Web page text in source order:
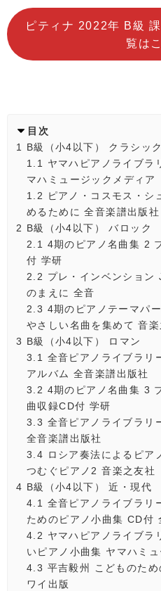
ピティナ 2022年 B級
覧は
目次
1 B級（小4以下） クラシック
1.1 ヤマハピアノライブラ
マハミュージックメディア
1.2
ピアノ・コスモス・シ
めるために 全音楽譜出版社
2 B級（小4以下） バロック
2.1 4期のピアノ名曲集 2
付 学研
2.2 プレ・インベンション
のまえに 全音
2.3 4期のピアノテーマパ
やさしい名曲を集めて 音楽
3 B級（小4以下） ロマン
3.1 全音ピアノライブラリ
アルバム 全音楽譜出版社
3.2 4期のピアノ名曲集 3
曲収録CD付 学研
3.3 全音ピアノライブラリ
全音楽譜出版社
3.4 ロシア奏法によるピア
つむぐピアノ2 音楽之友社
4 B級（小4以下） 近・現代
4.1 全音ピアノライブラリ
ためのピアノ小曲集 CD付
4.2 ヤマハピアノライブラ
いピアノ小曲集 ヤマハミ
4.3 平吉毅州 こどものた
ワイ出版